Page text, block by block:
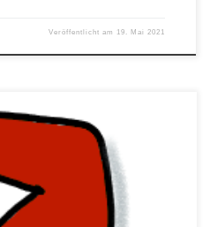
Veröffentlicht am 19. Mai 2021
ist es manchmal erforderlich selbst ein
Ihnen gezeigt, wie Sie mit PowerPoint